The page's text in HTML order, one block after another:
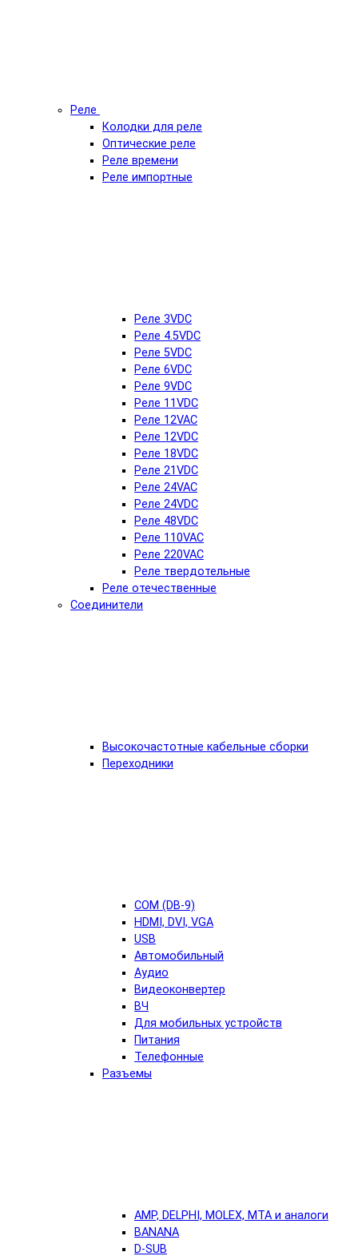
Реле
Колодки для реле
Оптические реле
Реле времени
Реле импортные
Реле 3VDC
Реле 4.5VDC
Реле 5VDC
Реле 6VDC
Реле 9VDC
Реле 11VDC
Реле 12VAC
Реле 12VDC
Реле 18VDC
Реле 21VDC
Реле 24VAC
Реле 24VDC
Реле 48VDC
Реле 110VAC
Реле 220VAC
Реле твердотельные
Реле отечественные
Соединители
Высокочастотные кабельные сборки
Переходники
COM (DB-9)
HDMI, DVI, VGA
USB
Автомобильный
Аудио
Видеоконвертер
ВЧ
Для мобильных устройств
Питания
Телефонные
Разъемы
AMP, DELPHI, MOLEX, MTA и аналоги
BANANA
D-SUB